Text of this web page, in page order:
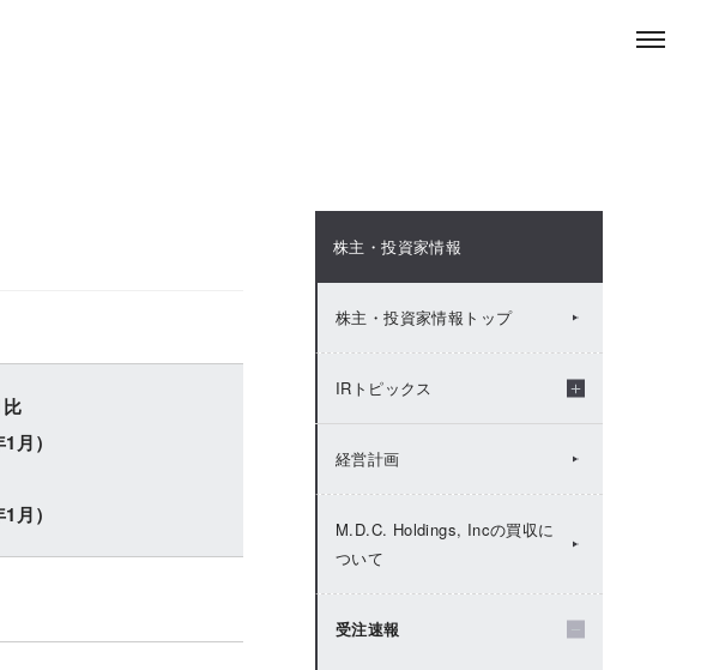
月）
月）
株主・投資家情報
株主・投資家情報トップ
IRトピックス
2026年：IRトピックス
2025年：IRトピックス
経営計画
M.D.C. Holdings, Incの買収に
ついて
受注速報